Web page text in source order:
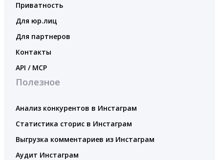
Приватность
Для юр.лиц
Для партнеров
Контакты
API / MCP
Полезное
Анализ конкурентов в Инстаграм
Статистика сторис в Инстаграм
Выгрузка комментариев из Инстаграм
Аудит Инстаграм